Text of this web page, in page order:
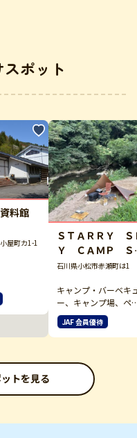
ポット
料館
屋町カ1-1
ＳＴＡＲＲＹ Ｓ
Ｙ ＣＡＭＰ Ｓ
ＴＥ
石川県小松市赤瀬町は1
キャンプ・バーベキ
ー、キャンプ場、ペ
トと泊まれる宿
JAF 会員優待
トを見る